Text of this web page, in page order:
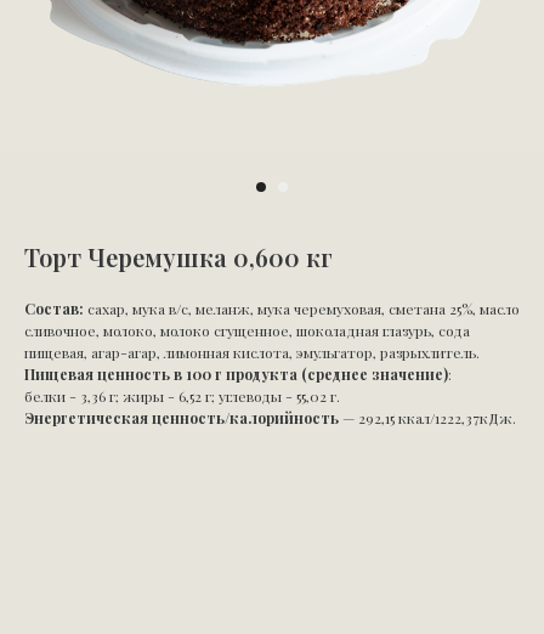
Торт Черемушка 0,600 кг
Состав: сахар, мука в/с, меланж, мука черемуховая, сметана 25%, масло
сливочное, молоко, молоко сгущенное, шоколадная глазурь, сода
пищевая, агар-агар, лимонная кислота, эмульгатор, разрыхлитель.
Пищевая ценность в 100 г продукта (среднее значение):
белки - 3,36 г; жиры - 6,52 г; углеводы - 55,02 г.
Энергетическая ценность/калорийность— 292,15 ккал/1222,37кДж.